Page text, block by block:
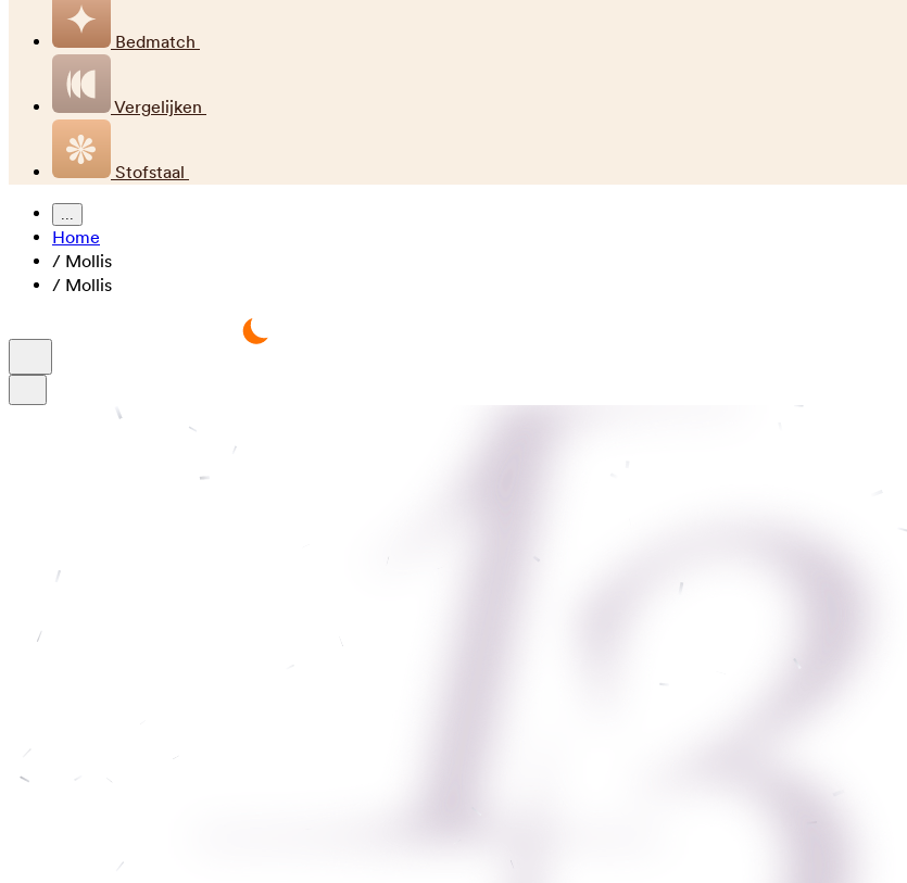
Bedmatch
Vergelijken
Stofstaal
...
Home
/ Mollis
/ Mollis